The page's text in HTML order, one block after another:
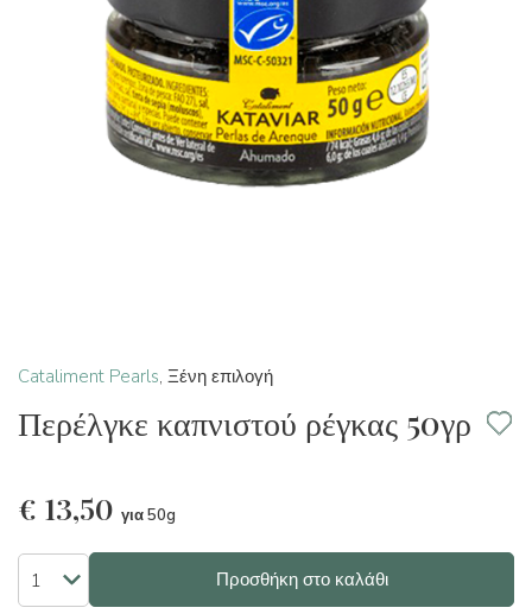
Cataliment Pearls, Ξένη επιλογή
Περέλγκε καπνιστού ρέγκας 50γρ
€ 13,50 για 50g
Προσθήκη στο καλάθι